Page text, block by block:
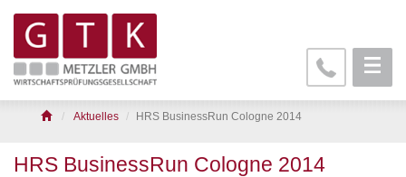
Aktuelles HRS BusinessRun Cologne 2014
HRS BusinessRun Cologne 2014